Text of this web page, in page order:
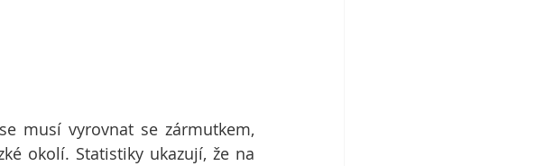
musí vyrovnat se zármutkem,
okolí. Statistiky ukazují, že na